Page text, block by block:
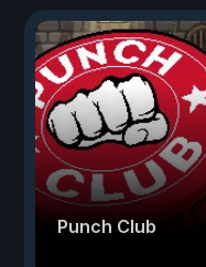
Punch Club